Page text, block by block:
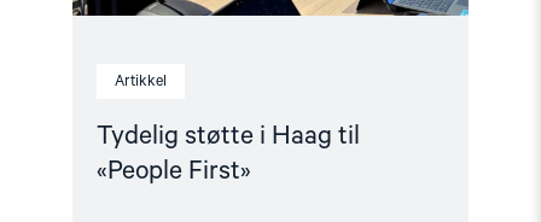
Artikkel
Tydelig støtte i Haag til
«People First»